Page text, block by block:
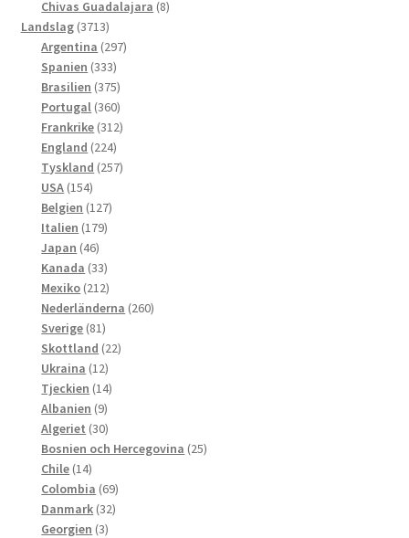
produkter
Chivas Guadalajara 88
Landslag 37133713
produkter
Argentina 297297
Spanien 333333
produkter
Brasilien 375375
produkter
Portugal 360360
produkter
Frankrike 312312
England 224224
produkter
Tyskland 257257
USA 154154
produkter
Belgien 127127
Italien 179179
Japan 4646
produkter
Kanada 3333
produkter
Mexiko 212212
produkter
Nederländerna 260260
Sverige 8181
produkter
Skottland 2222
Ukraina 1212
produkter
Tjeckien 1414
Albanien 99
produkter
Algeriet 3030
produkter
Bosnien och Hercegovina 2525
Chile 1414
produkter
Colombia 6969
produkter
Danmark 3232
Georgien 33